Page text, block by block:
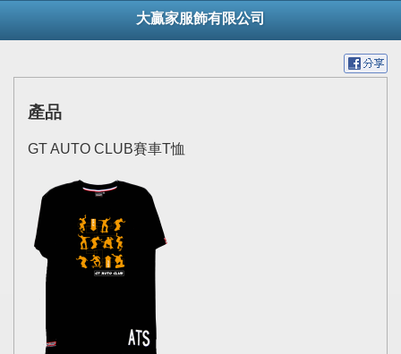
大贏家服飾有限公司
產品
GT AUTO CLUB賽車T恤